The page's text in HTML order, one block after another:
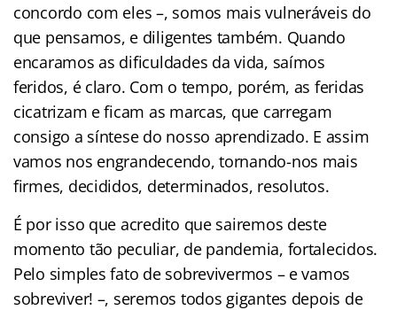
concordo com eles –, somos mais vulneráveis do
que pensamos, e diligentes também. Quando
encaramos as dificuldades da vida, saímos
feridos, é claro. Com o tempo, porém, as feridas
cicatrizam e ficam as marcas, que carregam
consigo a síntese do nosso aprendizado. E assim
vamos nos engrandecendo, tornando-nos mais
firmes, decididos, determinados, resolutos.
É por isso que acredito que sairemos deste
momento tão peculiar, de pandemia, fortalecidos.
Pelo simples fato de sobrevivermos – e vamos
sobreviver! –, seremos todos gigantes depois de